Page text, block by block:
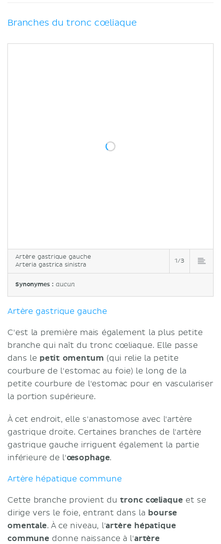
Branches du tronc cœliaque
Artère gastrique gauche
Arteria gastrica sinistra
1/3
Synonymes :aucun
Artère gastrique gauche
C'est la première mais également la plus petite
branche qui naît du tronc cœliaque. Elle passe
dans le petit omentum (qui relie la petite
courbure de l'estomac au foie) le long de la
petite courbure de l'estomac pour en vasculariser
la portion supérieure.
À cet endroit, elle s'anastomose avec l'artère
gastrique droite. Certaines branches de l'artère
gastrique gauche irriguent également la partie
inférieure de l'œsophage.
Artère hépatique commune
Cette branche provient dutronc cœliaque et se
dirige vers le foie, entrant dans la bourse
omentale. À ce niveau, l'artère hépatique
commune donne naissance à l'artère